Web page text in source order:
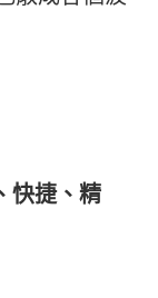
快捷、精